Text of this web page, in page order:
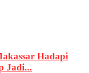
Hadapi
Jadi...